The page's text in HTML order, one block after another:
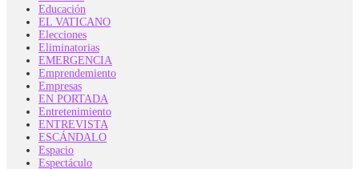
Educación
EL VATICANO
Elecciones
Eliminatorias
EMERGENCIA
Emprendemiento
Empresas
EN PORTADA
Entretenimiento
ENTREVISTA
ESCÁNDALO
Espacio
Espectáculo